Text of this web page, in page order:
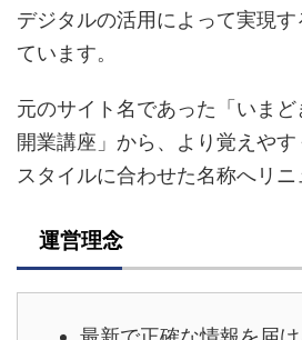
デジタルの活用によって実現
ています。
元のサイト名であった「いま
開業講座」から、より覚えや
スタイルに合わせた名称へリニ
運営理念